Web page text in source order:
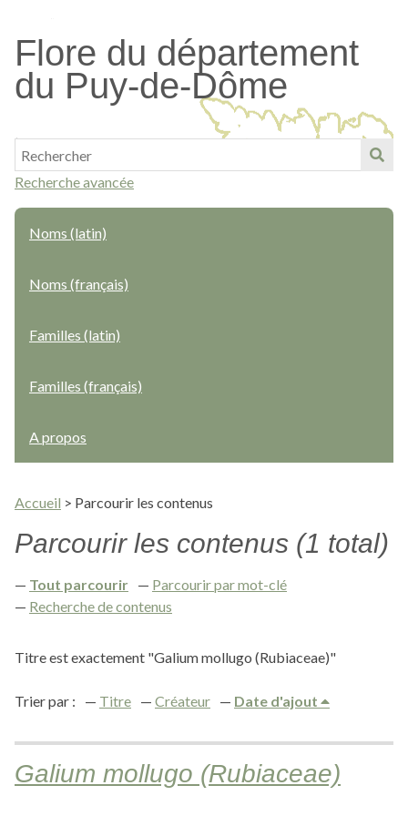
contenu
principal
Flore du département
du Puy-de-Dôme
Recherche avancée
Noms (latin)
Noms (français)
Familles (latin)
Familles (français)
A propos
Accueil > Parcourir les contenus
Parcourir les contenus (1 total)
Tout parcourir
Parcourir par mot-clé
Recherche de contenus
Titre est exactement "Galium mollugo (Rubiaceae)"
Trier par : Titre Créateur Date d'ajout
Galium mollugo (Rubiaceae)